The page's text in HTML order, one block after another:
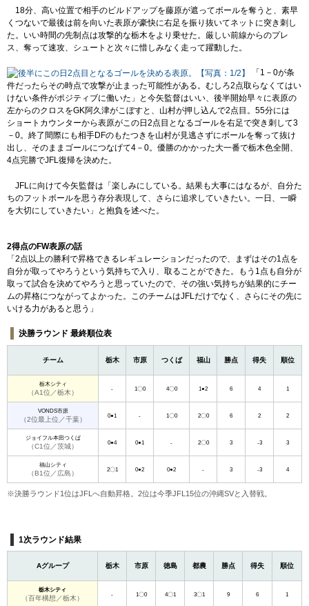
18分、高い位置で相手のビルドアップを藤原が遮ってボールを奪うと、素早
くつないで最後は前を向いた表原が豪快に右足を振り抜いてネットに突き刺し
た。いい時間の先制点は攻撃的な栃木をより乗せた。厳しい前線からのプレ
ス、奪って速攻、シュートと次々に惜しみなく走って躍動した。
「1－0が条
件だったらその時点で攻撃が止まった可能性がある。むしろ2点取らなくてはい
けない条件がポジティブに働いた」と今矢監督はいい、後半開始早々に表原の
左からのクロスをGK阿久津がこぼすと、山村が押し込んで2点目。55分には
ショートカウンターから表原がこの日2点目となるゴールを右足で突き刺して3
－0。終了間際にも相手DFのもたつきを山村が見逃さずにボールを奪って抜け
出し、そのままゴールにつなげて4－0。優勝のかかった大一番で栃木色全開、
4点完勝でJFL復帰を決めた。
JFLに向けて今矢監督は「楽しみにしている。結果も大事にはなるが、自分た
ちのフットボールを思う存分表現して、さらに追求していきたい。一日、一瞬
を大切にしていきたい」と抱負を述べた。
2得点のFW表原の話
「2点以上の勝利で昇格できるレギュレーションだったので、まずはその1点を
自分が取ってやろうという気持ちで入り、取ることができた。もう1点も自分が
取って試合を決めてやろうと思っていたので、その強い気持ちが結果的にチー
ムの昇格につながってよかった。このチームはJFLだけでなく、さらにその先に
いける力があると思う」
決勝ラウンド 最終順位表
チーム 栃木 市原 つくば 福山 勝点 得失 順位
栃木シティ
（A1位／栃木） - 1〇0 4〇0 1●2 6 4 1
VONDS市原
（2位最上位／千葉） 0●1 - 1〇0 2〇0 6 2 2
ジョイフル本田つくば
（C1位／茨城） 0●4 0●1 - 2〇0 3 -3 3
福山シティ
（B1位／広島） 2〇1 0●2 0●2 - 3 -3 4
※決勝ラウンド1位はJFLへ自動昇格。2位は今季JFL15位の沖縄SVと入替戦。
1次ラウンド結果
Aグループ 栃木 市原 徳島 都農 勝点 得失 順位
栃木シティ
（百年構想／栃木） - 1〇0 4〇1 3〇1 9 6 1